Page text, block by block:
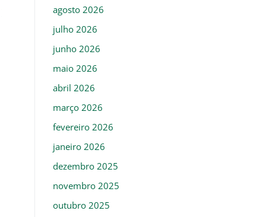
agosto 2026
julho 2026
junho 2026
maio 2026
abril 2026
março 2026
fevereiro 2026
janeiro 2026
dezembro 2025
novembro 2025
outubro 2025